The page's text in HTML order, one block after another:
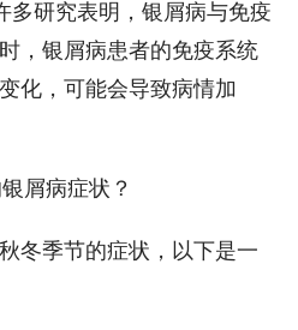
多研究表明，银屑病与免疫
，银屑病患者的免疫系统
化，可能会导致病情加
屑病症状？
冬季节的症状，以下是一